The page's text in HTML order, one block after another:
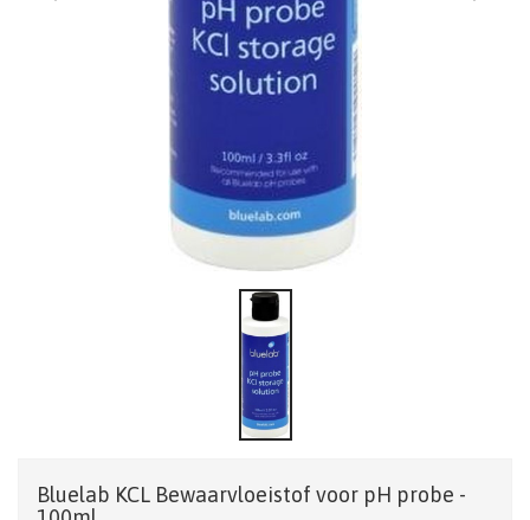
Bluelab KCL Bewaarvloeistof voor pH probe -